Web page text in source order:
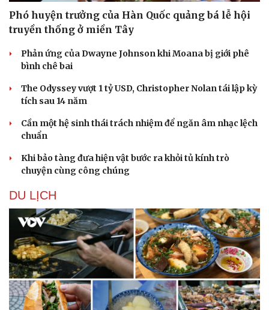
Phó huyện trưởng của Hàn Quốc quảng bá lễ hội
truyền thống ở miền Tây
Phản ứng của Dwayne Johnson khi Moana bị giới phê
bình chê bai
The Odyssey vượt 1 tỷ USD, Christopher Nolan tái lập kỳ
tích sau 14 năm
Cần một hệ sinh thái trách nhiệm để ngăn âm nhạc lệch
chuẩn
Khi bảo tàng đưa hiện vật bước ra khỏi tủ kính trò
chuyện cùng công chúng
DU LỊCH